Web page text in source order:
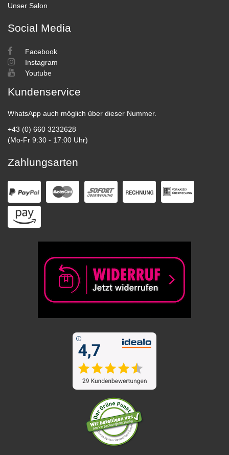
Unser Salon
Social Media
Facebook
Instagram
Youtube
Kundenservice
WhatsApp auch möglich über dieser Nummer.
+43 (0) 660 3232628
(Mo-Fr 9:30 - 17:00 Uhr)
Zahlungsarten